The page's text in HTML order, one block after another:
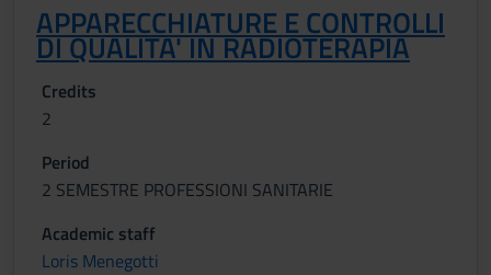
APPARECCHIATURE E CONTROLLI
DI QUALITA' IN RADIOTERAPIA
Credits
2
Period
2 SEMESTRE PROFESSIONI SANITARIE
Academic staff
Loris Menegotti